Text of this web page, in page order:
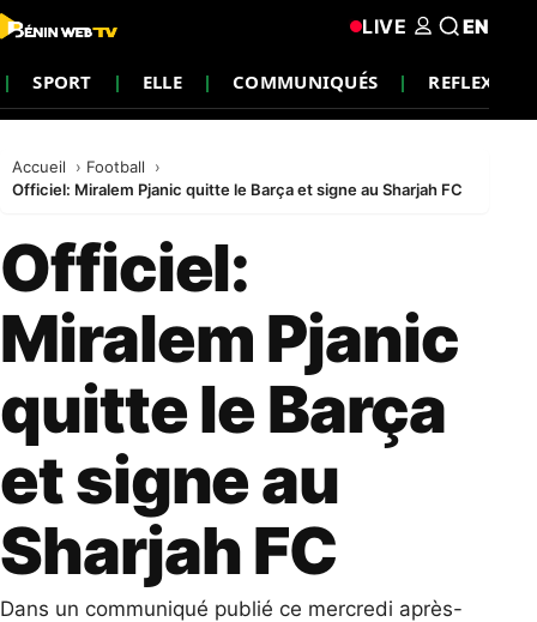
SPORT ELLE COMMUNIQUÉS REFLEXION
LIVE EN
Accueil
Football
Officiel: Miralem Pjanic quitte le Barça et signe au Sharjah FC
Officiel:
Miralem Pjanic
quitte le Barça
et signe au
Sharjah FC
Dans un communiqué publié ce mercredi après-